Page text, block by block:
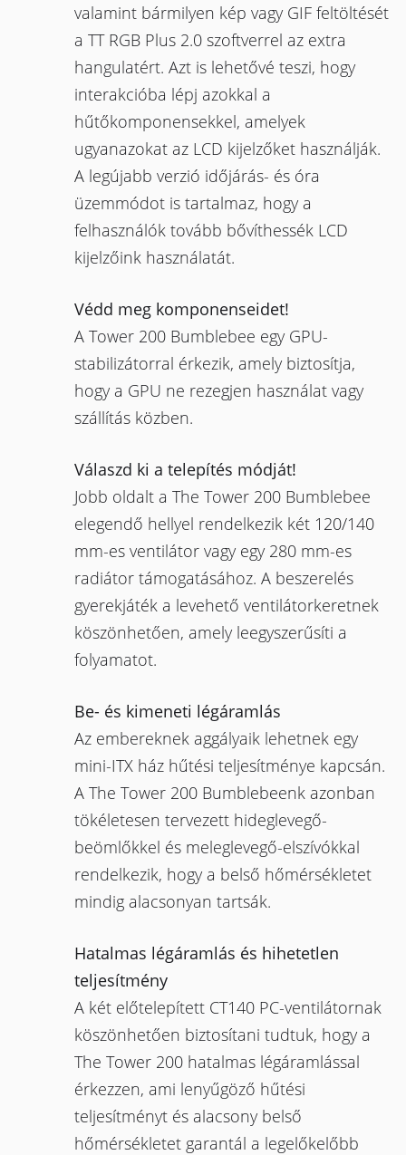
valamint bármilyen kép vagy GIF feltöltését
a TT RGB Plus 2.0 szoftverrel az extra
hangulatért. Azt is lehetővé teszi, hogy
interakcióba lépj azokkal a
hűtőkomponensekkel, amelyek
ugyanazokat az LCD kijelzőket használják.
A legújabb verzió időjárás- és óra
üzemmódot is tartalmaz, hogy a
felhasználók tovább bővíthessék LCD
kijelzőink használatát.
Védd meg komponenseidet!
A Tower 200 Bumblebee egy GPU-
stabilizátorral érkezik, amely biztosítja,
hogy a GPU ne rezegjen használat vagy
szállítás közben.
Válaszd ki a telepítés módját!
Jobb oldalt a The Tower 200 Bumblebee
elegendő hellyel rendelkezik két 120/140
mm-es ventilátor vagy egy 280 mm-es
radiátor támogatásához. A beszerelés
gyerekjáték a levehető ventilátorkeretnek
köszönhetően, amely leegyszerűsíti a
folyamatot.
Be- és kimeneti légáramlás
Az embereknek aggályaik lehetnek egy
mini-ITX ház hűtési teljesítménye kapcsán.
A The Tower 200 Bumblebeenk azonban
tökéletesen tervezett hideglevegő-
beömlőkkel és meleglevegő-elszívókkal
rendelkezik, hogy a belső hőmérsékletet
mindig alacsonyan tartsák.
Hatalmas légáramlás és hihetetlen
teljesítmény
A két előtelepített CT140 PC-ventilátornak
köszönhetően biztosítani tudtuk, hogy a
The Tower 200 hatalmas légáramlással
érkezzen, ami lenyűgöző hűtési
teljesítményt és alacsony belső
hőmérsékletet garantál a legelőkelőbb